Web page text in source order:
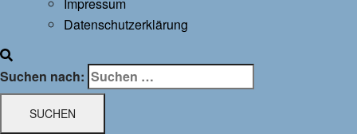
Datenschutzerklärung
Suchen nach: